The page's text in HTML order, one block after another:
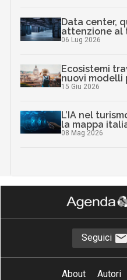
Data center,
attenzione al
06 Lug 2026
Ecosistemi
nuovi modelli
15 Giu 2026
L’IA nel
la mappa
08 Mag 2026
Seguici
About Autori